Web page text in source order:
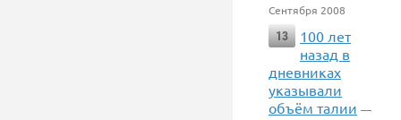
Сентября 2008
13
100 лет
назад в
дневниках
указывали
объём талии —